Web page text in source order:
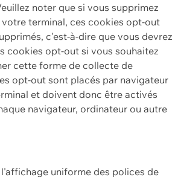
noter que si vous supprimez
terminal, ces cookies opt-out
c'est-à-dire que vous devrez
cookies opt-out si vous souhaitez
cette forme de collecte de
opt-out sont placés par navigateur
et doivent donc être activés
navigateur, ordinateur ou autre
uniforme des polices de